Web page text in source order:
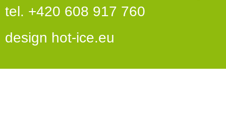
tel. +420 608 917 760
design hot-ice.eu